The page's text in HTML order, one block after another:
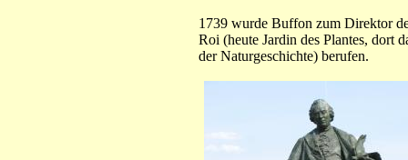
1739 wurde Buffon zum Direktor
Roi (heute Jardin des Plantes, dort
der Naturgeschichte) berufen.